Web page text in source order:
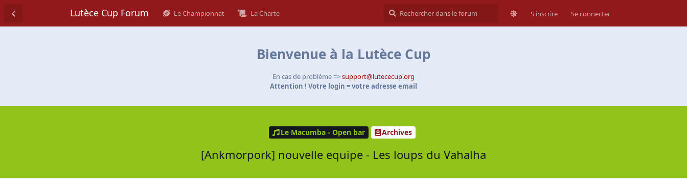
Lutèce Cup Forum Le Championnat La Charte S'inscrire Se connecter
Bienvenue à la Lutèce Cup
En cas de problème =>support@lutececup.org
Attention ! Votre login = votre adresse email
Le Macumba - Open bar Archives
[Ankmorpork] nouvelle equipe - Les loups du Vahalha